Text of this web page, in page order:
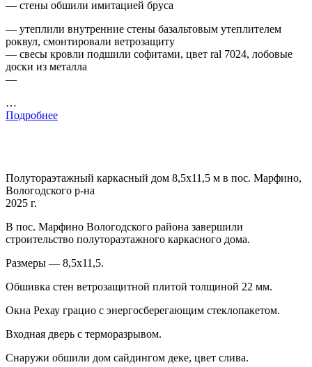
— стены обшили имитацией бруса
— утеплили внутренние стены базальтовым утеплителем
роквул, смонтировали ветрозащиту
— свесы кровли подшили софитами, цвет ral 7024, лобовые
доски из металла
—
…
Подробнее
Полутораэтажный каркасный дом 8,5х11,5 м в пос. Марфино,
Вологодского р-на
2025 г.
В пос. Марфино Вологодского района завершили
строительство полутораэтажного каркасного дома.
Размеры — 8,5х11,5.
Обшивка стен ветрозащитной плитой толщиной 22 мм.
Окна Рехау грацио с энергосберегающим стеклопакетом.
Входная дверь с терморазрывом.
Снаружи обшили дом сайдингом деке, цвет слива.